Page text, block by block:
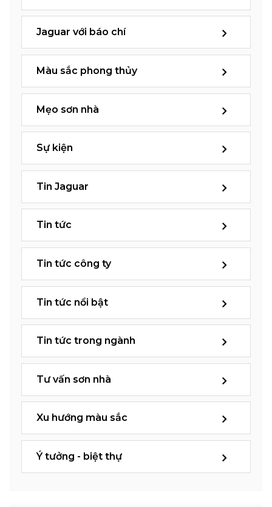
Jaguar với báo chí
Màu sắc phong thủy
Mẹo sơn nhà
Sự kiện
Tin Jaguar
Tin tức
Tin tức công ty
Tin tức nổi bật
Tin tức trong ngành
Tư vấn sơn nhà
Xu hướng màu sắc
Ý tưởng - biệt thự